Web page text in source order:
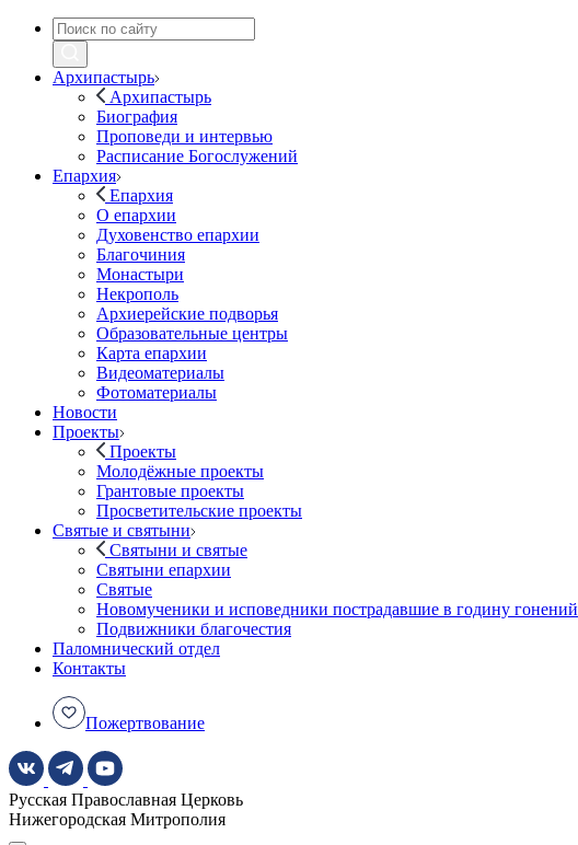
Архипастырь
Архипастырь
Биография
Проповеди и интервью
Расписание Богослужений
Епархия
Епархия
О епархии
Духовенство епархии
Благочиния
Монастыри
Некрополь
Архиерейские подворья
Образовательные центры
Карта епархии
Видеоматериалы
Фотоматериалы
Новости
Проекты
Проекты
Молодёжные проекты
Грантовые проекты
Просветительские проекты
Святые и святыни
Святыни и святые
Святыни епархии
Святые
Новомученики и исповедники пострадавшие в годину гонений
Подвижники благочестия
Паломнический отдел
Контакты
Пожертвование
Русская Православная Церковь
Нижегородская Митрополия